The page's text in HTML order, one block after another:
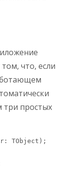
что, если
три простых
TObject);